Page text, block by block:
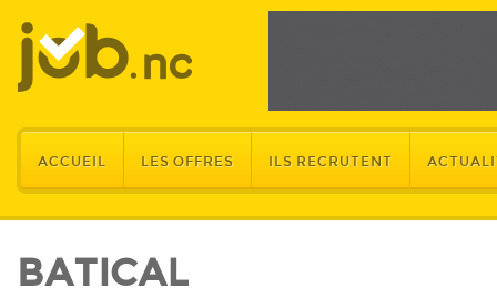
ACCUEIL LES OFFRES ILS RECRUTENT
BATICAL